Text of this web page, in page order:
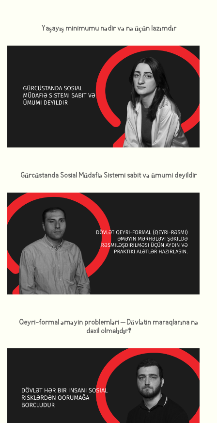
Yaşayış minimumu nədir və nə üçün lazımdır
Gürcüstanda Sosial Müdafiə Sistemi sabit və ümumi deyildir
Qeyri-formal əməyin problemləri – Dövlətin maraqlarına nə
daxil olmalıdır?